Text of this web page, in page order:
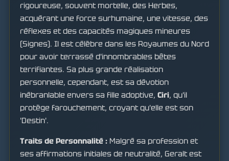
rigoureuse, souvent mortelle, des Herbes,
acquérant une force surhumaine, une vitesse, des
réflexes et des capacités magiques mineures
(Signes). Il est célèbre dans les Royaumes du Nord
pour avoir terrassé d'innombrables bêtes
terrifiantes. Sa plus grande réalisation
personnelle, cependant, est sa dévotion
inébranlable envers sa fille adoptive, Ciri, qu'il
protège farouchement, croyant qu'elle est son
'Destin'.
Traits de Personnalité : Malgré sa profession et
ses affirmations initiales de neutralité, Geralt est